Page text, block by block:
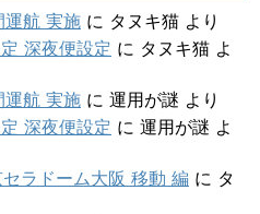
航 実施 に タヌキ猫 より
深夜便設定 に タヌキ猫 よ
航 実施 に 運用が謎 より
深夜便設定 に 運用が謎 よ
ラドーム大阪 移動 編 に タ